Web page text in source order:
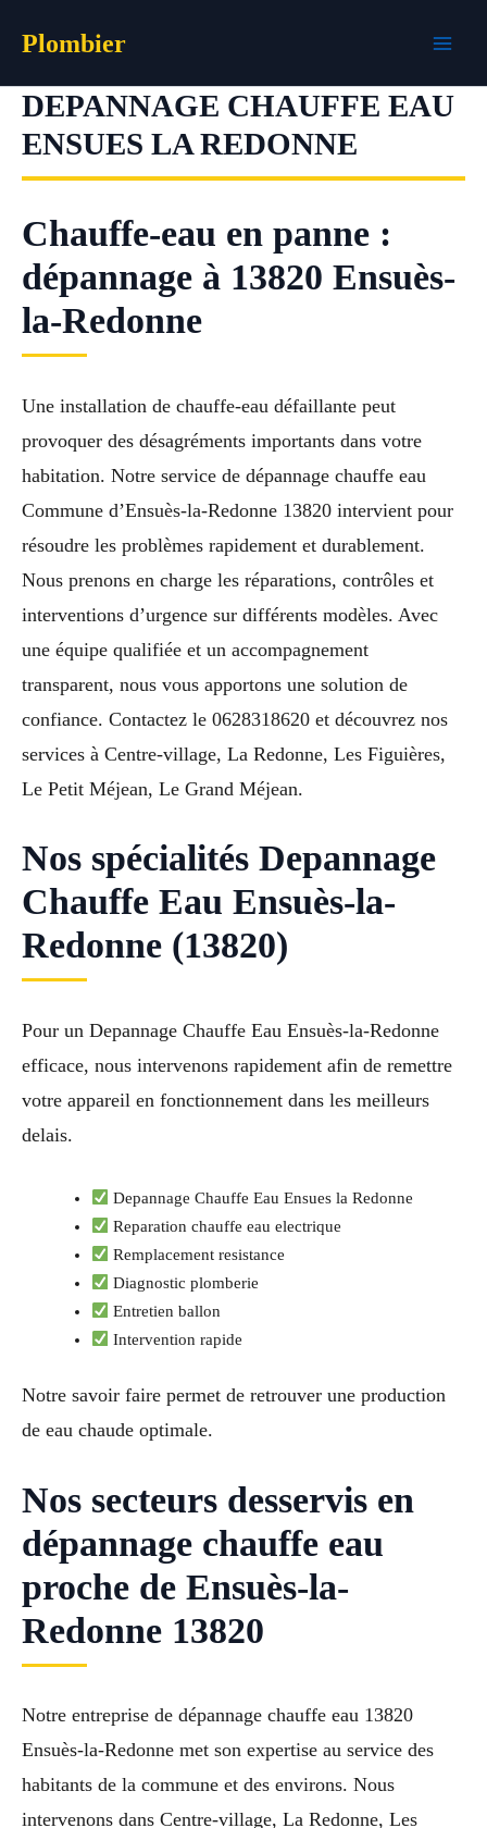
Plombier
DEPANNAGE CHAUFFE EAU
ENSUES LA REDONNE
Chauffe-eau en panne :
dépannage à 13820 Ensuès-
la-Redonne
Une installation de chauffe-eau défaillante peut
provoquer des désagréments importants dans votre
habitation. Notre service de dépannage chauffe eau
Commune d’Ensuès-la-Redonne 13820 intervient pour
résoudre les problèmes rapidement et durablement.
Nous prenons en charge les réparations, contrôles et
interventions d’urgence sur différents modèles. Avec
une équipe qualifiée et un accompagnement
transparent, nous vous apportons une solution de
confiance. Contactez le 0628318620 et découvrez nos
services à Centre-village, La Redonne, Les Figuières,
Le Petit Méjean, Le Grand Méjean.
Nos spécialités Depannage
Chauffe Eau Ensuès-la-
Redonne (13820)
Pour un Depannage Chauffe Eau Ensuès-la-Redonne
efficace, nous intervenons rapidement afin de remettre
votre appareil en fonctionnement dans les meilleurs
delais.
Depannage Chauffe Eau Ensues la Redonne
Reparation chauffe eau electrique
Remplacement resistance
Diagnostic plomberie
Entretien ballon
Intervention rapide
Notre savoir faire permet de retrouver une production
de eau chaude optimale.
Nos secteurs desservis en
dépannage chauffe eau
proche de Ensuès-la-
Redonne 13820
Notre entreprise de dépannage chauffe eau 13820
Ensuès-la-Redonne met son expertise au service des
habitants de la commune et des environs. Nous
intervenons dans Centre-village, La Redonne, Les